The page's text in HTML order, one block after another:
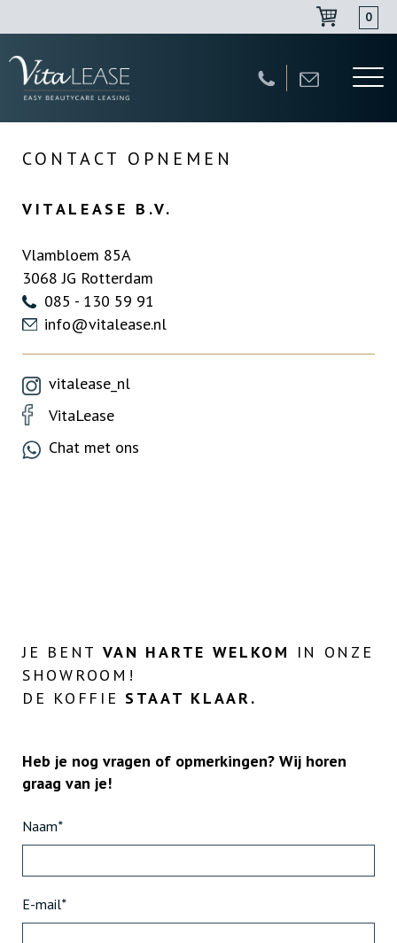
overslaan
0
CONTACT OPNEMEN
VITALEASE B.V.
Vlambloem 85A
3068 JG Rotterdam
085 - 130 59 91
info@vitalease.nl
vitalease_nl
VitaLease
Chat met ons
JE BENT VAN HARTE WELKOM
IN ONZE
SHOWROOM!
DE KOFFIE STAAT KLAAR.
Heb je nog vragen of opmerkingen? Wij horen
graag van je!
Naam*
E-mail*